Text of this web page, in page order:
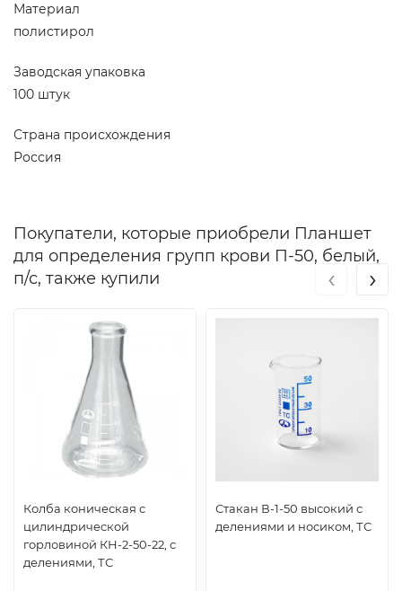
Материал
полистирол
Заводская упаковка
100 штук
Страна происхождения
Россия
Покупатели, которые приобрели Планшет
для определения групп крови П-50, белый,
п/с, также купили
Колба коническая с
цилиндрической
горловиной КН-2-50-22, с
делениями, ТС
Стакан В-1-50 высокий с
делениями и носиком, ТС
‹ ›